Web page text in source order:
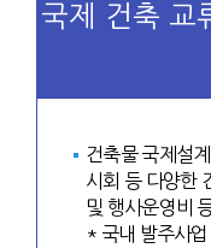
국제 건축 교
건축물 국제설
시회 등 다양한
및 행사운영비
* 국내 발주사업